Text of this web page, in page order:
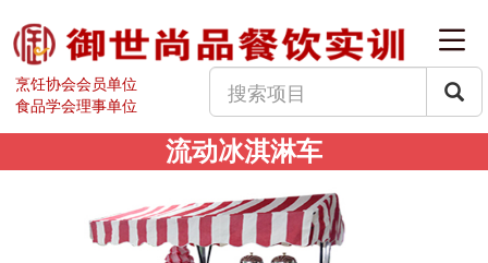
烹饪协会会员单位
食品学会理事单位
流动冰淇淋车